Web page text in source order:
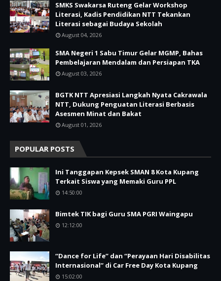
SMKS Swakarsa Ruteng Gelar Workshop
Literasi, Kadis Pendidikan NTT Tekankan
Literasi sebagai Budaya Sekolah
August 04, 2026
SMA Negeri 1 Sabu Timur Gelar MGMP, Bahas
Pembelajaran Mendalam dan Persiapan TKA
August 03, 2026
BGTK NTT Apresiasi Langkah Nyata Cakrawala
NTT, Dukung Penguatan Literasi Berbasis
Asesmen Minat dan Bakat
August 01, 2026
POPULAR POSTS
Ini Tanggapan Kepsek SMAN 8 Kota Kupang
Terkait Siswa yang Memaki Guru PPL
14:50:00
Bimtek TIK bagi Guru SMA PGRI Waingapu
12:12:00
“Dance for Life” dan “Perayaan Hari Disabilitas
Internasional” di Car Free Day Kota Kupang
15:02:00